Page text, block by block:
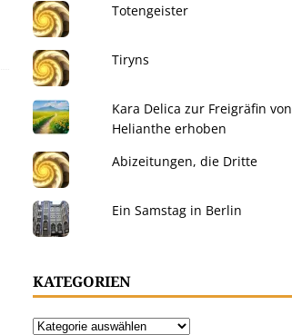
Totengeister
Tiryns
Kara Delica zur Freigräfin von
Helianthe erhoben
Abizeitungen, die Dritte
Ein Samstag in Berlin
KATEGORIEN